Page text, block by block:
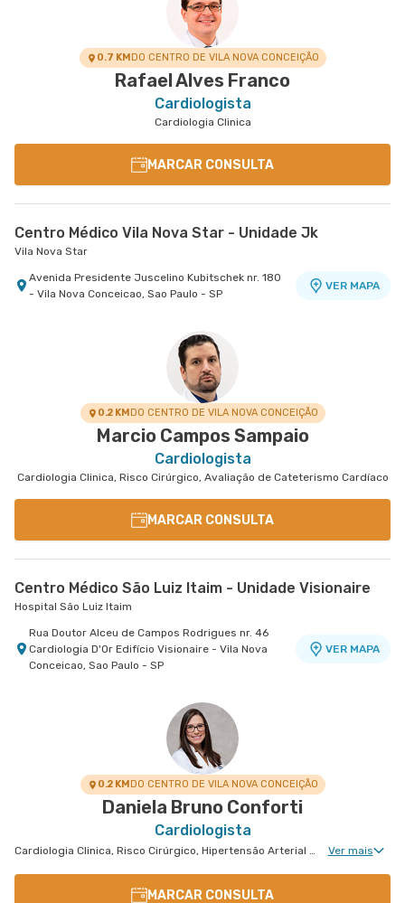
0.7 KMDO CENTRO DE VILA NOVA CONCEIÇÃO
Rafael Alves Franco
Cardiologista
Cardiologia Clinica
MARCAR CONSULTA
Centro Médico Vila Nova Star - Unidade Jk
Vila Nova Star
Avenida Presidente Juscelino Kubitschek nr. 180
- Vila Nova Conceicao, Sao Paulo - SP
VER MAPA
0.2 KMDO CENTRO DE VILA NOVA CONCEIÇÃO
Marcio Campos Sampaio
Cardiologista
Cardiologia Clinica, Risco Cirúrgico, Avaliação de Cateterismo Cardíaco
MARCAR CONSULTA
Centro Médico São Luiz Itaim - Unidade Visionaire
Hospital São Luiz Itaim
Rua Doutor Alceu de Campos Rodrigues nr. 46
Cardiologia D'Or Edifício Visionaire - Vila Nova
Conceicao, Sao Paulo - SP
VER MAPA
0.2 KMDO CENTRO DE VILA NOVA CONCEIÇÃO
Daniela Bruno Conforti
Cardiologista
Cardiologia Clinica, Risco Cirúrgico, Hipertensão Arterial Refratária, Doença Coronariana Ver mais
MARCAR CONSULTA